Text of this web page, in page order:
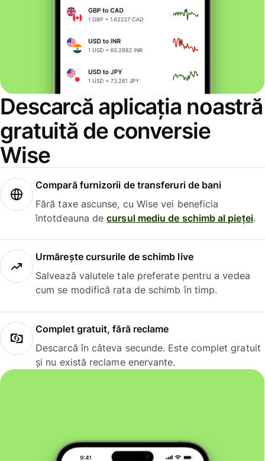
Descarcă aplicația noastră
gratuită de conversie
Wise
Compară furnizorii de transferuri de bani
Fără taxe ascunse, cu Wise vei beneficia
întotdeauna decursul mediu de schimb al pieței.
Urmărește cursurile de schimb live
Salvează valutele tale preferate pentru a vedea
cum se modifică rata de schimb în timp.
Complet gratuit, fără reclame
Descarcă în câteva secunde. Este complet gratuit
și nu există reclame enervante.